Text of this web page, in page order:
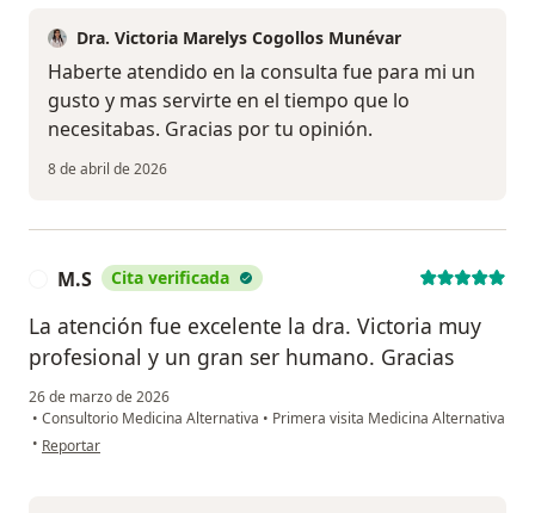
Dra. Victoria Marelys Cogollos Munévar
Haberte atendido en la consulta fue para mi un
gusto y mas servirte en el tiempo que lo
necesitabas. Gracias por tu opinión.
8 de abril de 2026
M.S Cita verificada
La atención fue excelente la dra. Victoria muy
profesional y un gran ser humano. Gracias
26 de marzo de 2026
• Consultorio Medicina Alternativa • Primera visita Medicina Alternativa
• en opinión del usuario M.S
Reportar